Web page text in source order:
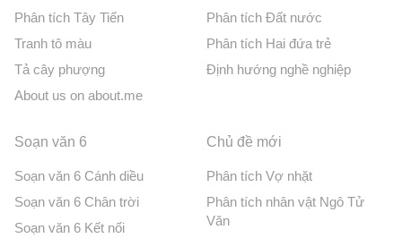
Phân tích Tây Tiến
Tranh tô màu
Tả cây phượng
About us on about.me
Phân tích Đất nước
Phân tích Hai đứa trẻ
Định hướng nghề nghiệp
Soạn văn 6
Soạn văn 6 Cánh diều
Soạn văn 6 Chân trời
Soạn văn 6 Kết nối
Chủ đề mới
Phân tích Vợ nhặt
Phân tích nhân vật Ngô Tử
Văn